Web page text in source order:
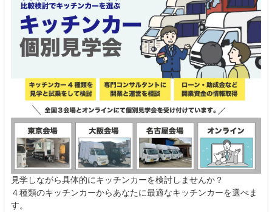
見学しながら具体的にキッチンカーを検討しませんか？
４種類のキッチンカーからあなたに最適なキッチンカーを選べま
す。